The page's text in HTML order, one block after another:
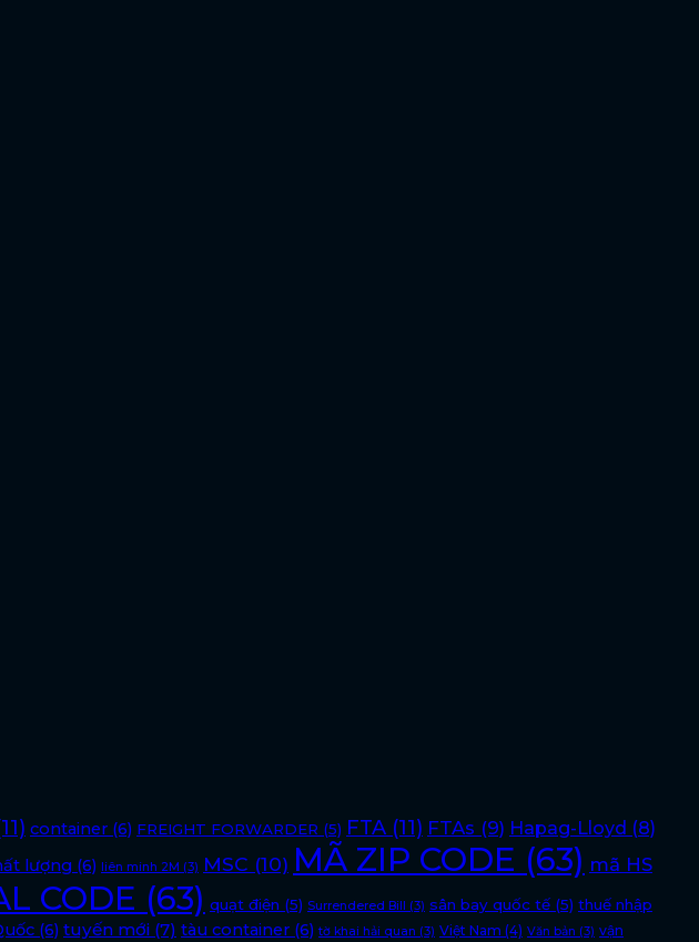
container (6) FREIGHT FORWARDER (5) FTA (11) FTAs (9) Hapag-Lloyd (8)
lượng (6) liên minh 2M (3) MSC (10) MÃ ZIP CODE (63) mã HS
CODE (63) quạt điện (5) Surrendered Bill (3) sân bay quốc tế (5) thuế nhập
(6) tuyến mới (7) tàu container (6) tờ khai hải quan (3) Việt Nam (4) Văn bản (3) vận